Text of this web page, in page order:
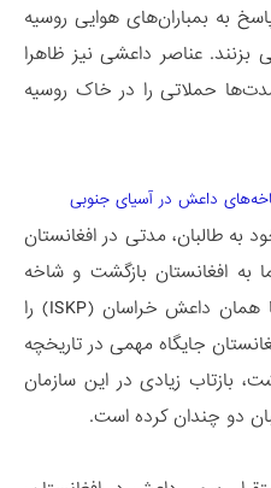
به بمباران‌های هوایی روسیه
عناصر داعشی نیز ظاهرا
حملاتی را در خاک روسیه
داعش در آسیای جنوبی
طالبان، مدتی در افغانستان
در سال 2015 رسما به افغانستان بازگشت و شاخه
«دولت اسلامی ولایت خراسان» یا همان داعش خراسان (ISKP) را
جایگاه مهمی در تاریخچه
بازتاب زیادی در این سازمان
دو چندان کرده است.